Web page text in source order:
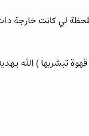
لي كانت خارجة
قهوة تيشربها ) الله